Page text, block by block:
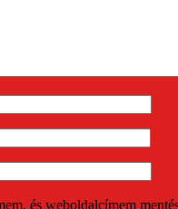
és weboldalcímem